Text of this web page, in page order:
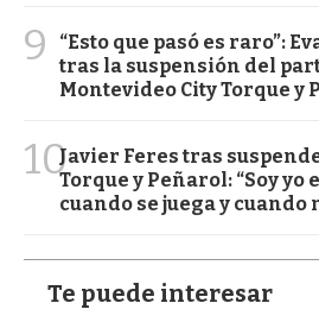
9
“Esto que pasó es raro”:
tras la suspensión del
Montevideo City Torque y
10Javier Feres tras
Torque y Peñarol: “Soy yo
cuando se juega y cuando
Te puede interesar